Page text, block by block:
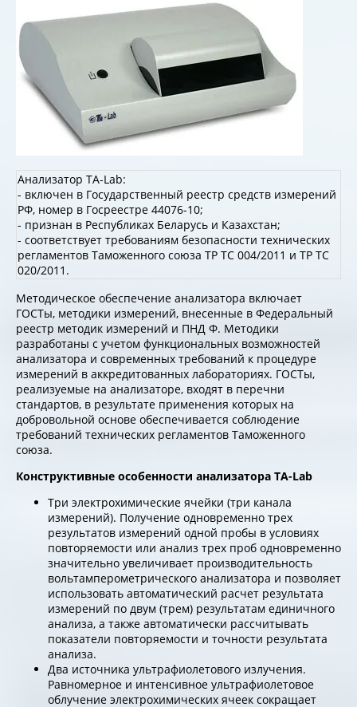
Анализатор ТА-Lab:
- включен в Государственный реестр средств измерений
РФ, номер в Госреестре 44076-10;
- признан в Республиках Беларусь и Казахстан;
- соответствует требованиям безопасности технических
регламентов Таможенного союза ТР ТС 004/2011 и ТР ТС
020/2011.
Методическое обеспечение анализатора включает
ГОСТы, методики измерений, внесенные в Федеральный
реестр методик измерений и ПНД Ф. Методики
разработаны с учетом функциональных возможностей
анализатора и современных требований к процедуре
измерений в аккредитованных лабораториях. ГОСТы,
реализуемые на анализаторе, входят в перечни
стандартов, в результате применения которых на
добровольной основе обеспечивается соблюдение
требований технических регламентов Таможенного
союза.
Конструктивные особенности анализатора ТА-Lab
Три электрохимические ячейки (три канала
измерений). Получение одновременно трех
результатов измерений одной пробы в условиях
повторяемости или анализ трех проб одновременно
значительно увеличивает производительность
вольтамперометрического анализатора и позволяет
использовать автоматический расчет результата
измерений по двум (трем) результатам единичного
анализа, а также автоматически рассчитывать
показатели повторяемости и точности результата
анализа.
Два источника ультрафиолетового излучения.
Равномерное и интенсивное ультрафиолетовое
облучение электрохимических ячеек сокращает